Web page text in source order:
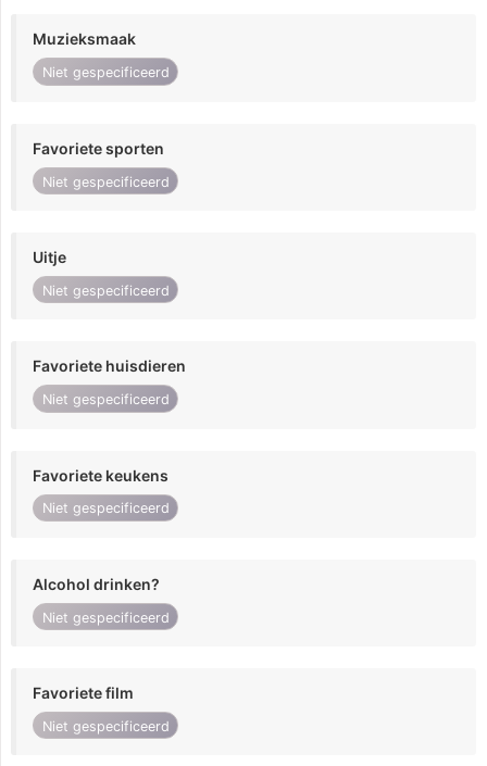
Muzieksmaak
Niet gespecificeerd
Favoriete sporten
Niet gespecificeerd
Uitje
Niet gespecificeerd
Favoriete huisdieren
Niet gespecificeerd
Favoriete keukens
Niet gespecificeerd
Alcohol drinken?
Niet gespecificeerd
Favoriete film
Niet gespecificeerd